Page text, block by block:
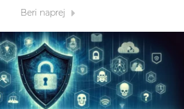
Beri naprej